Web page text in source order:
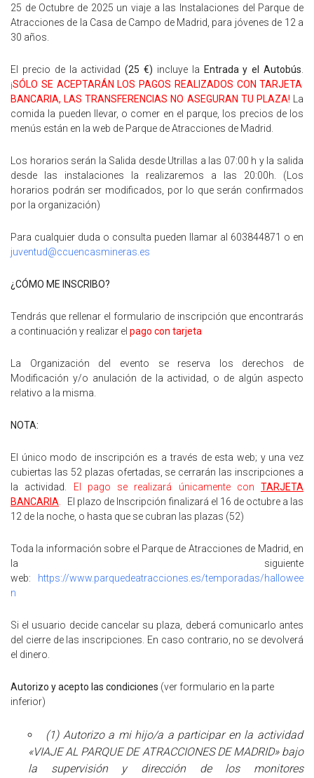
25 de Octubre de 2025 un viaje a las Instalaciones del Parque de
Atracciones de la Casa de Campo de Madrid, para jóvenes de 12 a
30 años.
El precio de la actividad(25 €) incluye la Entrada y el Autobús
¡SÓLO SE ACEPTARÁN LOS PAGOS REALIZADOS CON TARJETA
BANCARIA, LAS TRANSFERENCIAS NO ASEGURAN TU PLAZA! La
comida la pueden llevar, o comer en el parque, los precios de los
menús están en la web de Parque de Atracciones de Madrid.
Los horarios serán la Salida desde Utrillas a las 07:00 h y la salida
desde las instalaciones la realizaremos a las 20:00h. (Los
horarios podrán ser modificados, por lo que serán confirmados
por la organización)
Para cualquier duda o consulta pueden llamar al 603844871 o en
juventud@ccuencasmineras.es
¿CÓMO ME INSCRIBO?
Tendrás que rellenar el formulario de inscripción que encontrarás
a continuación y realizar el pago con tarjeta
La Organización del evento se reserva los derechos de
Modificación y/o anulación de la actividad, o de algún aspecto
relativo a la misma.
NOTA:
El único modo de inscripción es a través de esta web; y una vez
cubiertas las 52 plazas ofertadas, se cerrarán las inscripciones a
la actividad.
El pago se realizará únicamente con TARJETA
BANCARIA
El plazo de Inscripción finalizará el 16 de octubre a las
12 de la noche, o hasta que se cubran las plazas (52)
Toda la información sobre el Parque de Atracciones de Madrid, en
la siguiente
web: https://www.parquedeatracciones.es/temporadas/hallowee
n
Si el usuario decide cancelar su plaza, deberá comunicarlo antes
del cierre de las inscripciones. En caso contrario, no se devolverá
el dinero.
Autorizo y acepto las condiciones (ver formulario en la parte
inferior)
(1) Autorizo a mi hijo/a a participar en la actividad
«VIAJE AL PARQUE DE ATRACCIONES DE MADRID» bajo
la supervisión y dirección de los monitores